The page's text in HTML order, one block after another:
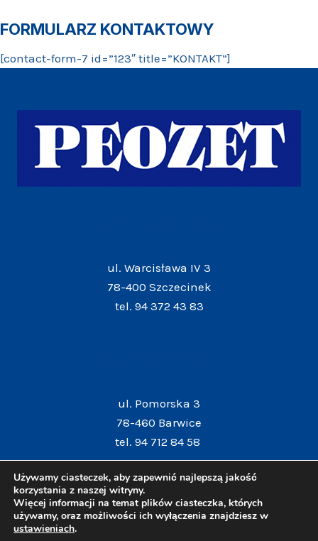
FORMULARZ KONTAKTOWY
[contact-form-7 id=”123″ title=”KONTAKT”]
ul. Warcisława IV 3
78-400 Szczecinek
tel. 94 372 43 83
ul. Pomorska 3
78-460 Barwice
tel. 94 712 84 58
Używamy ciasteczek, aby zapewnić najlepszą jakość
korzystania z naszej witryny.
Więcej informacji na temat plików ciasteczka, których
używamy, oraz możliwości ich wyłączenia znajdziesz w
ustawieniach.